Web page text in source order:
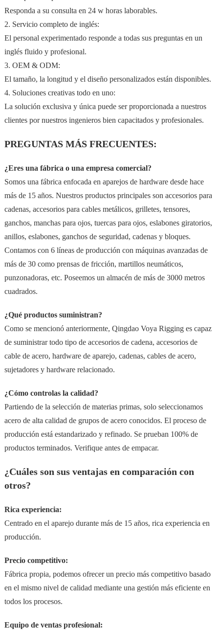
Responda a su consulta en 24 w horas laborables.
2. Servicio completo de inglés:
El personal experimentado responde a todas sus preguntas en un
inglés fluido y profesional.
3. OEM & ODM:
El tamaño, la longitud y el diseño personalizados están disponibles.
4. Soluciones creativas todo en uno:
La solución exclusiva y única puede ser proporcionada a nuestros
clientes por nuestros ingenieros bien capacitados y profesionales.
PREGUNTAS MÁS FRECUENTES:
¿Eres una fábrica o una empresa comercial?
Somos una fábrica enfocada en aparejos de hardware desde hace
más de 15 años. Nuestros productos principales son accesorios para
cadenas, accesorios para cables metálicos, grilletes, tensores,
ganchos, manchas para ojos, tuercas para ojos, eslabones giratorios,
anillos, eslabones, ganchos de seguridad, cadenas y bloques.
Contamos con 6 líneas de producción con máquinas avanzadas de
más de 30 como prensas de fricción, martillos neumáticos,
punzonadoras, etc. Poseemos un almacén de más de 3000 metros
cuadrados.
¿Qué productos suministran?
Como se mencionó anteriormente, Qingdao Voya Rigging es capaz
de suministrar todo tipo de accesorios de cadena, accesorios de
cable de acero, hardware de aparejo, cadenas, cables de acero,
sujetadores y hardware relacionado.
¿Cómo controlas la calidad?
Partiendo de la selección de materias primas, solo seleccionamos
acero de alta calidad de grupos de acero conocidos. El proceso de
producción está estandarizado y refinado. Se prueban 100% de
productos terminados. Verifique antes de empacar.
¿Cuáles son sus ventajas en comparación con
otros?
Rica experiencia:
Centrado en el aparejo durante más de 15 años, rica experiencia en
producción.
Precio competitivo:
Fábrica propia, podemos ofrecer un precio más competitivo basado
en el mismo nivel de calidad mediante una gestión más eficiente en
todos los procesos.
Equipo de ventas profesional: